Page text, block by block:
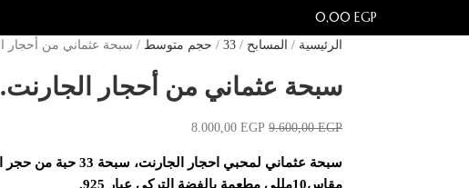
0,00 EGP
الرئيسية المسابح 33 حجم متوسط سبحة عثماني من أحجار
سبحة عثماني من أحجار الجارنت.
9.600,00EGP
8.000,00EGP
مقاس10مللي مطعمة بالفضة التركي عيار 925.